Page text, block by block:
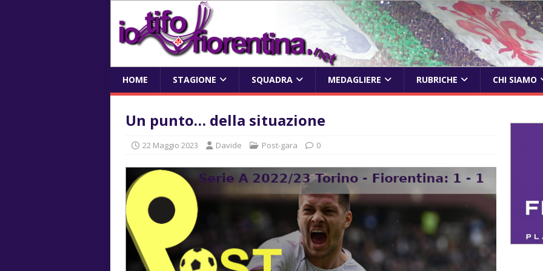
HOME STAGIONE SQUADRA MEDAGLIERE RUBRICHE CHI SIAMO
Un punto… della situazione
22 Maggio 2023 Davide Post-gara 0